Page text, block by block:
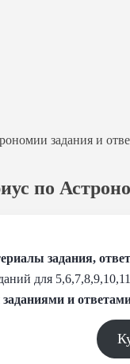
задания и
по
задания,
для
заданиями и